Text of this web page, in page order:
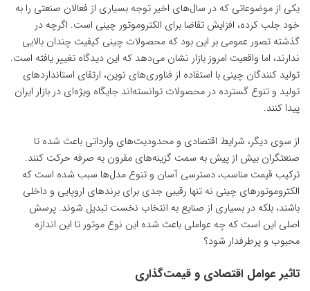
یکی از موضوعاتی که در سال‌های اخیر توجه بسیاری از فعالان صنعتی را به
خود جلب کرده، افزایش تقاضا برای الکتروموتور چینی است. اگرچه در
گذشته تصور عمومی بر این بود که محصولات چینی کیفیت چندان بالایی
ندارند، اما واقعیت امروز بازار نشان می‌دهد که این دیدگاه تغییر یافته است.
تولید کنندگان چینی با استفاده از فناوری‌های نوین، ارتقای استانداردهای
تولید و تنوع گسترده در محصولات توانسته‌اند جایگاه ویژه‌ای در بازار ایران
پیدا کنند.
از سوی دیگر، شرایط اقتصادی و محدودیت‌های وارداتی باعث شده تا
صنعتگران بیش از پیش به سمت گزینه‌های مقرون ‌به ‌صرفه حرکت کنند.
ترکیب قیمت مناسب، دسترسی آسان و تنوع مدل‌ها سبب شده است که
الکتروموتورهای چینی نه تنها رقیبی جدی برای برندهای اروپایی و داخلی
باشند، بلکه در بسیاری از صنایع به انتخاب نخست تبدیل شوند. پرسش
اصلی این است که چه عواملی باعث شده این نوع موتور تا این اندازه
محبوب و پرطرفدار شود؟
تاثیر عوامل اقتصادی و قیمت‌گذاری